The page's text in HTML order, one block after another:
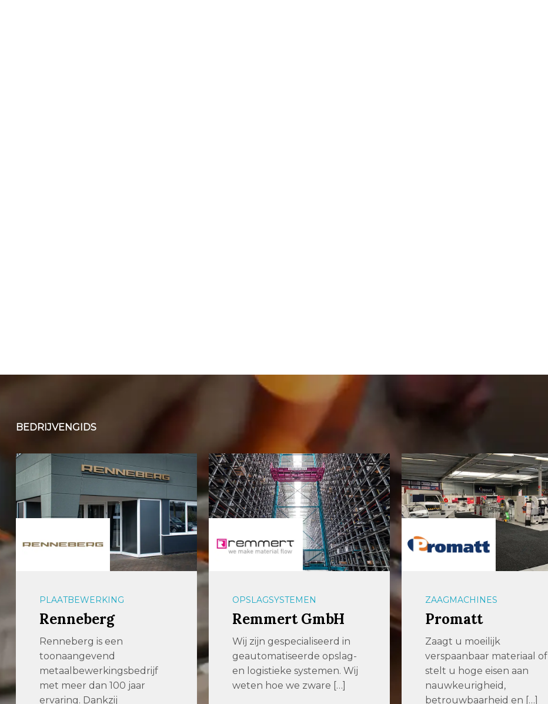
BEDRIJVENGIDS
PLAATBEWERKING
Renneberg
Renneberg is een
toonaangevend
metaalbewerkingsbedrijf
met meer dan 100 jaar
ervaring. Dankzij
OPSLAGSYSTEMEN
Remmert GmbH
Wij zijn gespecialiseerd in
geautomatiseerde opslag-
en logistieke systemen. Wij
weten hoe we zware […]
ZAAGMACHINES
Promatt
Zaagt u moeilijk
verspaanbaar materiaal of
stelt u hoge eisen aan
nauwkeurigheid,
betrouwbaarheid en […]